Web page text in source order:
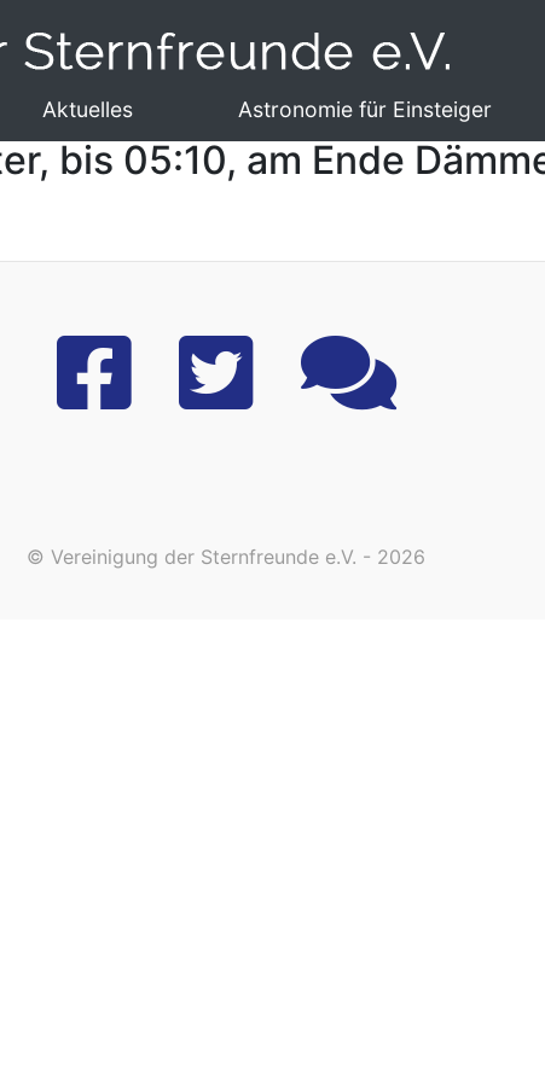
Aktuelles Astronomie für Einsteiger
bis 05:10, am Ende
© Vereinigung der Sternfreunde e.V. - 2026